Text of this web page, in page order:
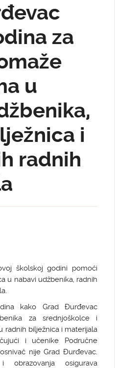
za
u
i
radnih
školskoj godini pomoći
u nabavi udžbenika, radnih
kako Grad Đurđevac
za srednjoškolce i
radnih bilježnica i materijala
i učenike Područne
nije Grad Đurđevac.
obrazovanja osigurava